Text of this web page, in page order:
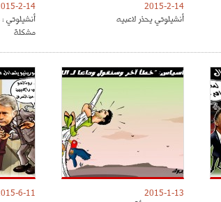
2015-2-14
أنشيلوتي يحذر لاعبيه
2-14
أنشيلوتي
مشكلة
2015-1-13
6-11